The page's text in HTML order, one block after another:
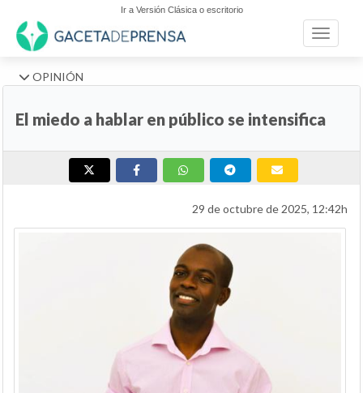
Ir a Versión Clásica o escritorio
Toggle
OPINIÓN
El miedo a hablar en público se intensifica
29 de octubre de 2025, 12:42h